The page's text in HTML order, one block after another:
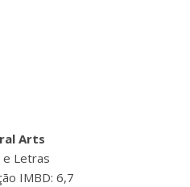
Arts
e Letras
IMBD: 6,7